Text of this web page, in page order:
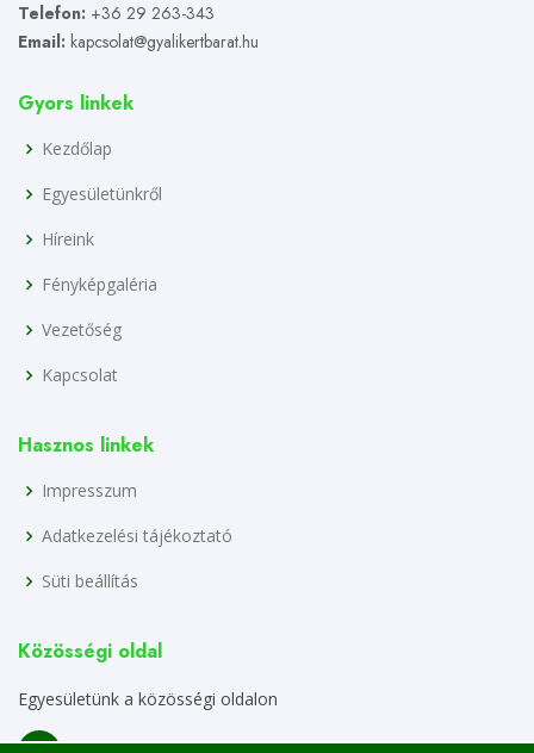
Telefon: +36 29 263-343
Email: kapcsolat@gyalikertbarat.hu
Gyors linkek
Kezdőlap
Egyesületünkről
Híreink
Fényképgaléria
Vezetőség
Kapcsolat
Hasznos linkek
Impresszum
Adatkezelési tájékoztató
Süti beállítás
Közösségi oldal
Egyesületünk a közösségi oldalon